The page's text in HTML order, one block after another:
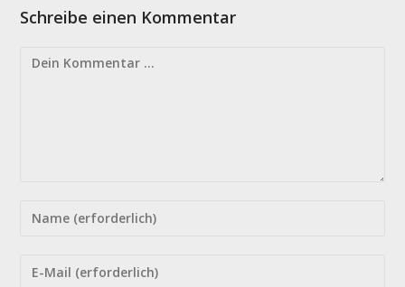
Schreibe einen Kommentar
Kommentieren
Gib
oder
Gib